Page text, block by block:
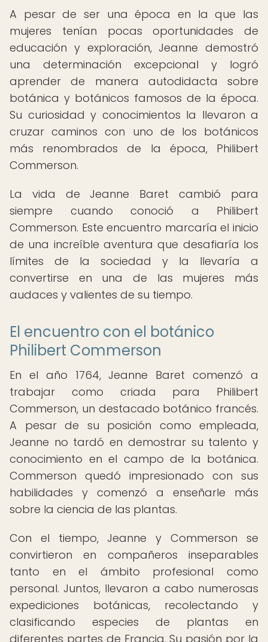
A pesar de ser una época en la que las
mujeres tenían pocas oportunidades de
educación y exploración, Jeanne demostró
una determinación excepcional y logró
aprender de manera autodidacta sobre
botánica y botánicos famosos de la época.
Su curiosidad y conocimientos la llevaron a
cruzar caminos con uno de los botánicos
más renombrados de la época, Philibert
Commerson.
La vida de Jeanne Baret cambió para
siempre cuando conoció a Philibert
Commerson. Este encuentro marcaría el inicio
de una increíble aventura que desafiaría los
límites de la sociedad y la llevaría a
convertirse en una de las mujeres más
audaces y valientes de su tiempo.
El encuentro con el botánico
Philibert Commerson
En el año 1764, Jeanne Baret comenzó a
trabajar como criada para Philibert
Commerson, un destacado botánico francés.
A pesar de su posición como empleada,
Jeanne no tardó en demostrar su talento y
conocimiento en el campo de la botánica.
Commerson quedó impresionado con sus
habilidades y comenzó a enseñarle más
sobre la ciencia de las plantas.
Con el tiempo, Jeanne y Commerson se
convirtieron en compañeros inseparables
tanto en el ámbito profesional como
personal. Juntos, llevaron a cabo numerosas
expediciones botánicas, recolectando y
clasificando especies de plantas en
diferentes partes de Francia. Su pasión por la